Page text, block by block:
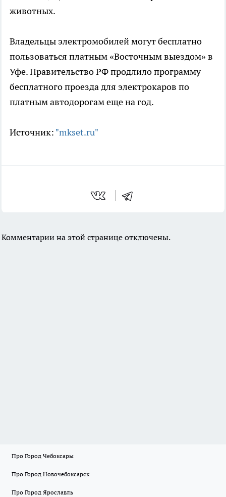
животных.
Владельцы электромобилей могут бесплатно
пользоваться платным «Восточным выездом» в
Уфе. Правительство РФ продлило программу
бесплатного проезда для электрокаров по
платным автодорогам еще на год.
Источник: "mkset.ru"
Комментарии на этой странице отключены.
Про Город Чебоксары
Про Город Новочебоксарск
Про Город Ярославль